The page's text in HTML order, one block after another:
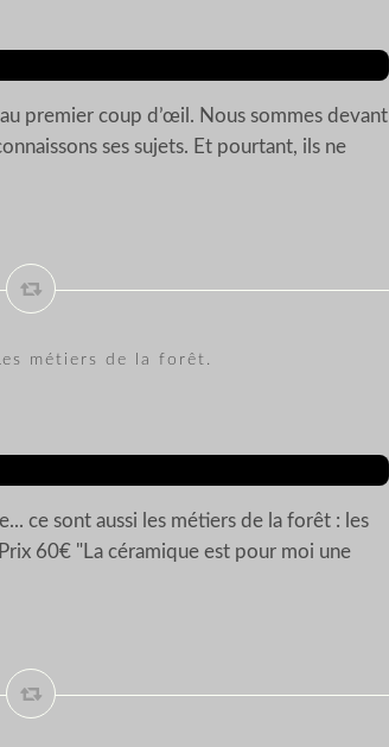
premier coup d’œil. Nous sommes devant
ses sujets. Et pourtant, ils ne
métiers de la forêt.
ce sont aussi les métiers de la forêt : les
60€ "La céramique est pour moi une